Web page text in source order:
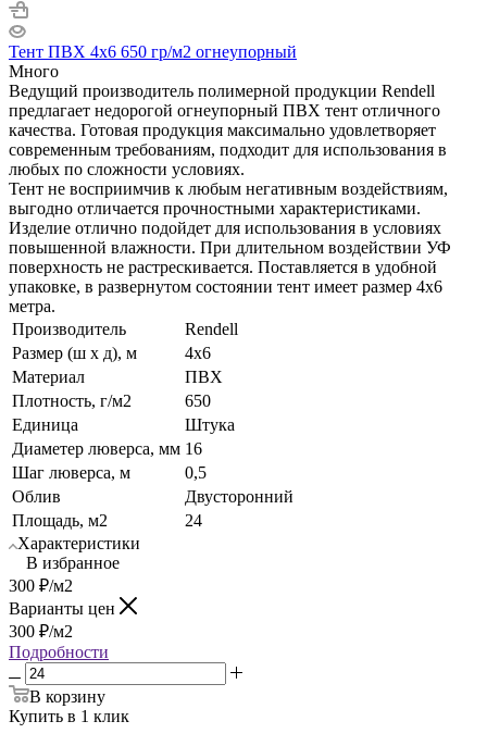
Тент ПВХ 4х6 650 гр/м2 огнеупорный
Много
Ведущий производитель полимерной продукции Rendell
предлагает недорогой огнеупорный ПВХ тент отличного
качества. Готовая продукция максимально удовлетворяет
современным требованиям, подходит для использования в
любых по сложности условиях.
Тент не восприимчив к любым негативным воздействиям,
выгодно отличается прочностными характеристиками.
Изделие отлично подойдет для использования в условиях
повышенной влажности. При длительном воздействии УФ
поверхность не растрескивается. Поставляется в удобной
упаковке, в развернутом состоянии тент имеет размер 4х6
метра.
Производитель
Rendell
Размер (ш х д), м
4х6
Материал
ПВХ
Плотность, г/м2
650
Единица
Штука
Диаметер люверса, мм 16
Шаг люверса, м
0,5
Облив
Двусторонний
Площадь, м2
24
Характеристики
В избранное
300 ₽/м2
Варианты цен
300 ₽/м2
Подробности
В корзину
Купить в 1 клик